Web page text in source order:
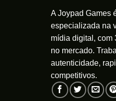
A Joypad Games
especializada na
mídia digital, com
no mercado.
autenticidade,
competitivos.